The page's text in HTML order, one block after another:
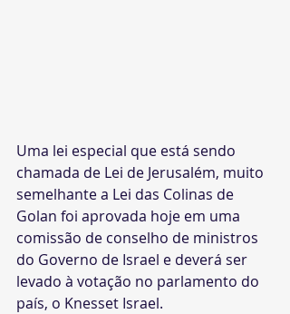
Uma lei especial que está sendo
chamada de Lei de Jerusalém, muito
semelhante a Lei das Colinas de
Golan foi aprovada hoje em uma
comissão de conselho de ministros
do Governo de Israel e deverá ser
levado à votação no parlamento do
país, o Knesset Israel.